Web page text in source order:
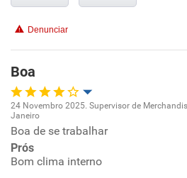
Benefícios
Recomenda esta empresa
Recomenda a diretoria
Denunciar
Boa
Oportunidade de promoção
Ambiente de trabalho
24 Novembro 2025. Supervisor de
Janeiro
Boa de se trabalhar
Prós
Bom clima interno